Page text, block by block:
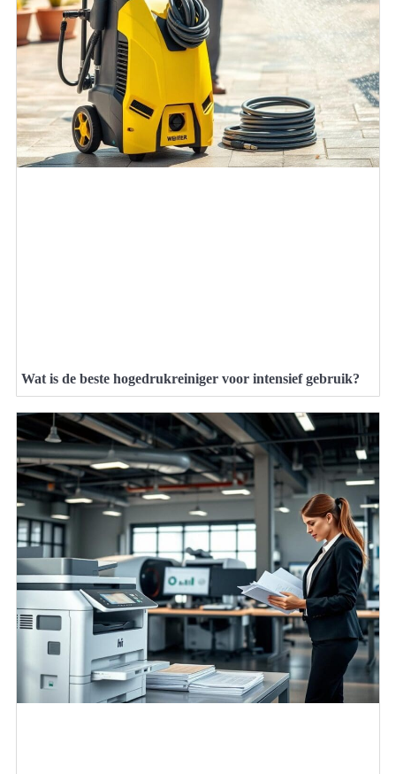
Wat is de beste hogedrukreiniger voor intensief gebruik?